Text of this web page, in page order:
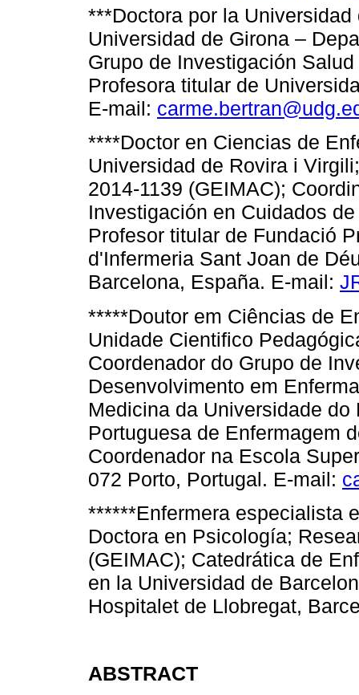
***Doctora por la
Universidad de Girona –
Grupo de Investigación
Profesora titular de
E-mail:
****Doctor en Ciencias de
Universidad de Rovira i
2014-1139 (GEIMAC);
Investigación en Cuidados
Profesor titular de Fundació
d'Infermeria Sant Joan de
Barcelona, España. E-mail:
*****Doutor em Ciências de
Unidade Cientifico
Coordenador do Grupo de
Desenvolvimento em
Medicina da Universidade
Portuguesa de Enfermagem
Coordenador na Escola
072 Porto, Portugal. E-mail:
******Enfermera especialista
Doctora en Psicología;
(GEIMAC); Catedrática de
en la Universidad de
Hospitalet de Llobregat,
ABSTRACT